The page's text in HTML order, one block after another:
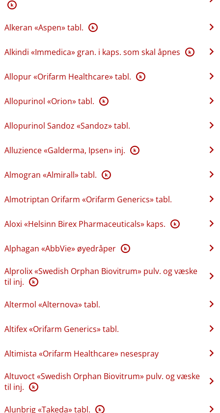
K
Alkeran «Aspen» tabl. K
Alkindi «Immedica» gran. i kaps. som skal åpnes K
Allopur «Orifarm Healthcare» tabl. K
Allopurinol «Orion» tabl. K
Allopurinol Sandoz «Sandoz» tabl.
Alluzience «Galderma, Ipsen» inj. K
Almogran «Almirall» tabl. K
Almotriptan Orifarm «Orifarm Generics» tabl.
Aloxi «Helsinn Birex Pharmaceuticals» kaps. K
Alphagan «AbbVie» øyedråper K
Alprolix «Swedish Orphan Biovitrum» pulv. og væske
til inj. K
Altermol «Alternova» tabl.
Altifex «Orifarm Generics» tabl.
Altimista «Orifarm Healthcare» nesespray
Altuvoct «Swedish Orphan Biovitrum» pulv. og væske
til inj. K
Alunbrig «Takeda» tabl. K